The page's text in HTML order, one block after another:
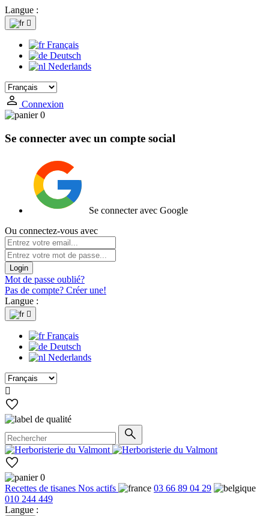
Langue :

Français
Deutsch
Nederlands
Connexion
0
Se connecter avec un compte social
Se connecter avec Google
Ou connectez-vous avec
Login
Mot de passe oublié?
Pas de compte? Créer une!
Langue :

Français
Deutsch
Nederlands

0
Recettes de tisanes Nos actifs
03 66 89 04 29
010 244 449
Langue :